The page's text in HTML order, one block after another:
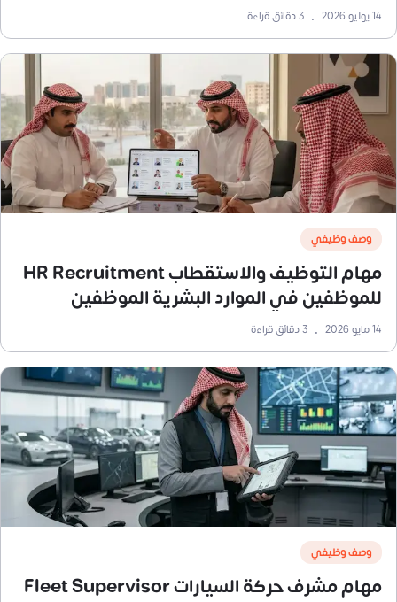
14 يوليو 2026 •
3دقائق قراءة
وصف وظيفي
مهام التوظيف والاستقطاب HR Recruitment
للموظفين في الموارد البشرية الموظفين
14 مايو 2026 •
3دقائق قراءة
وصف وظيفي
مهام مشرف حركة السيارات Fleet Supervisor